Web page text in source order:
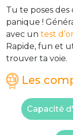
Tu te poses des
panique !
avec un test
Rapide, fun et
trouver ta voie.
Les
Capacité